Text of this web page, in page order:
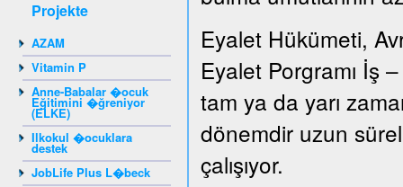
Projekte
AZAM
Vitamin P
Anne-Babalar �ocuk
Eğitimini �ğreniyor
(ELKE)
Ilkokul �ocuklara
destek
JobLife Plus L�beck
Eyalet Hükümeti,
Eyalet Porgramı İş
tam ya da yarı
dönemdir uzun
çalışıyor.